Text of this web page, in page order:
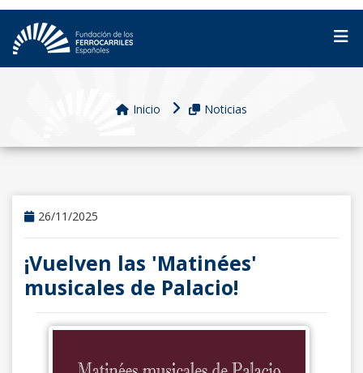
Inicio Noticias
26/11/2025
¡Vuelven las 'Matinées'
musicales de Palacio!